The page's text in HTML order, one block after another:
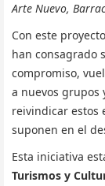
Arte Nuevo,
Con este
han consagrado
compromiso,
a nuevos grupos
reivindicar estos
suponen en el
Esta iniciativa
Turismos y